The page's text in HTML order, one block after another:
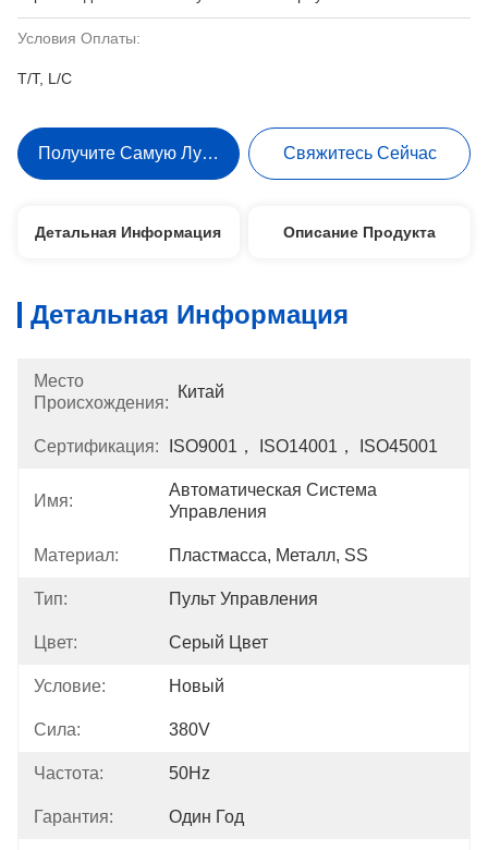
Условия Оплаты:
T/T, L/C
Получите Самую Лучшую ЦенуСвяжитесь Сейчас
Детальная Информация Описание Продукта
Детальная Информация
Место
Происхождения:
Китай
Сертификация: ISO9001， ISO14001， ISO45001
Имя:
Автоматическая Система
Управления
Материал: Пластмасса, Металл, SS
Тип: Пульт Управления
Цвет: Серый Цвет
Условие: Новый
Сила: 380V
Частота: 50Hz
Гарантия: Один Год